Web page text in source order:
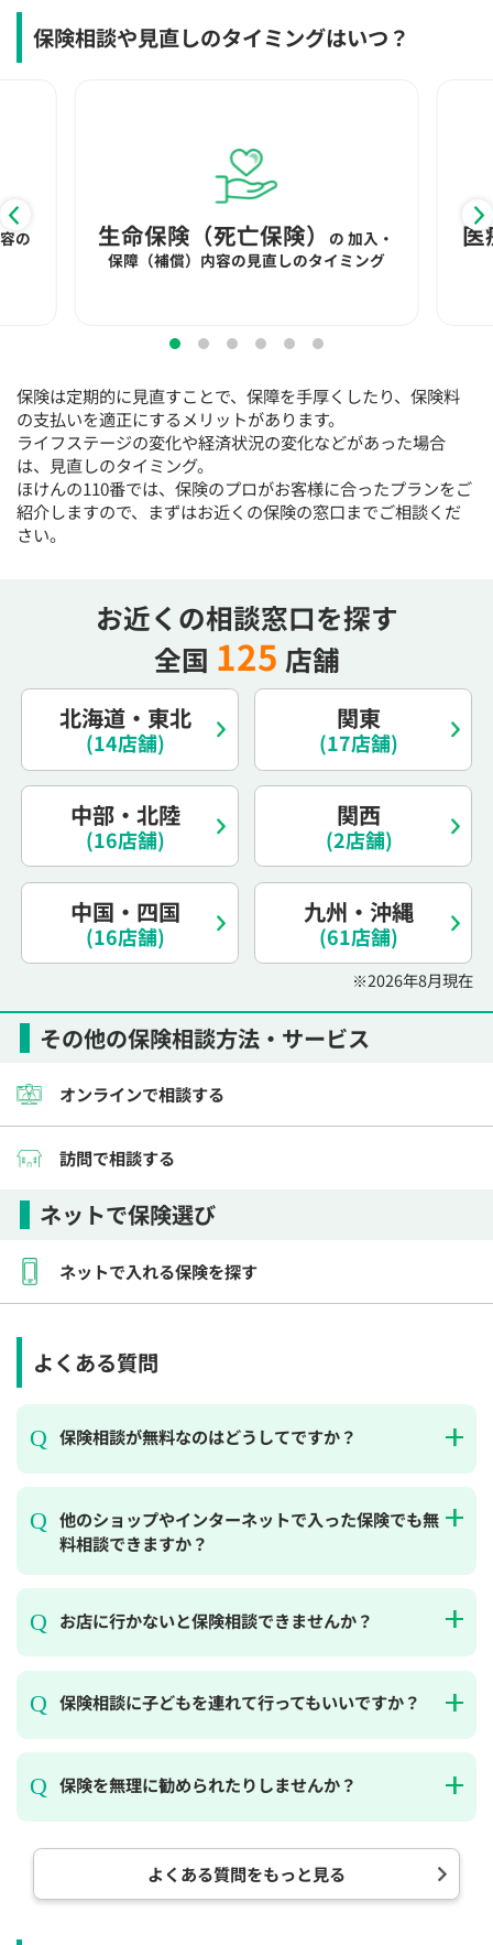
保険相談や見直しのタイミングはいつ？
生命保険（死亡保険） の 加入・
保障（補償）内容の見直しのタイミング
医
の
保険は定期的に見直すことで、保障を手厚くしたり、保険料
の支払いを適正にするメリットがあります。
ライフステージの変化や経済状況の変化などがあった場合
は、見直しのタイミング。
ほけんの110番では、保険のプロがお客様に合ったプランをご
紹介しますので、まずはお近くの保険の窓口までご相談くだ
さい。
その他の保険相談方法・サービス
オンラインで相談する
訪問で相談する
ネットで保険選び
ネットで入れる保険を探す
お近くの相談窓口を探す
全国 125 店舗
北海道・東北
(14店舗)
関東
(17店舗)
中部・北陸
(16店舗)
関西
(2店舗)
中国・四国
(16店舗)
九州・沖縄
(61店舗)
※2026年8月現在
よくある質問
保険相談が無料なのはどうしてですか？
他のショップやインターネットで入った保険でも無
料相談できますか？
お店に行かないと保険相談できませんか？
保険相談に子どもを連れて行ってもいいですか？
保険を無理に勧められたりしませんか？
よくある質問をもっと見る